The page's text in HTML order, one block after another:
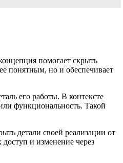
помогает скрыть
понятным, но и обеспечивает
его работы. В контексте
функциональность. Такой
детали своей реализации от
и изменение через